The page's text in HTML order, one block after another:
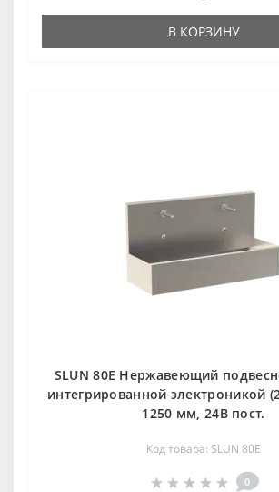
В КОРЗИНУ
SLUN 80E Нержавеющий
интегрированной электроникой
1250 мм, 24В пост.
Код товара: SLUN 80E
0